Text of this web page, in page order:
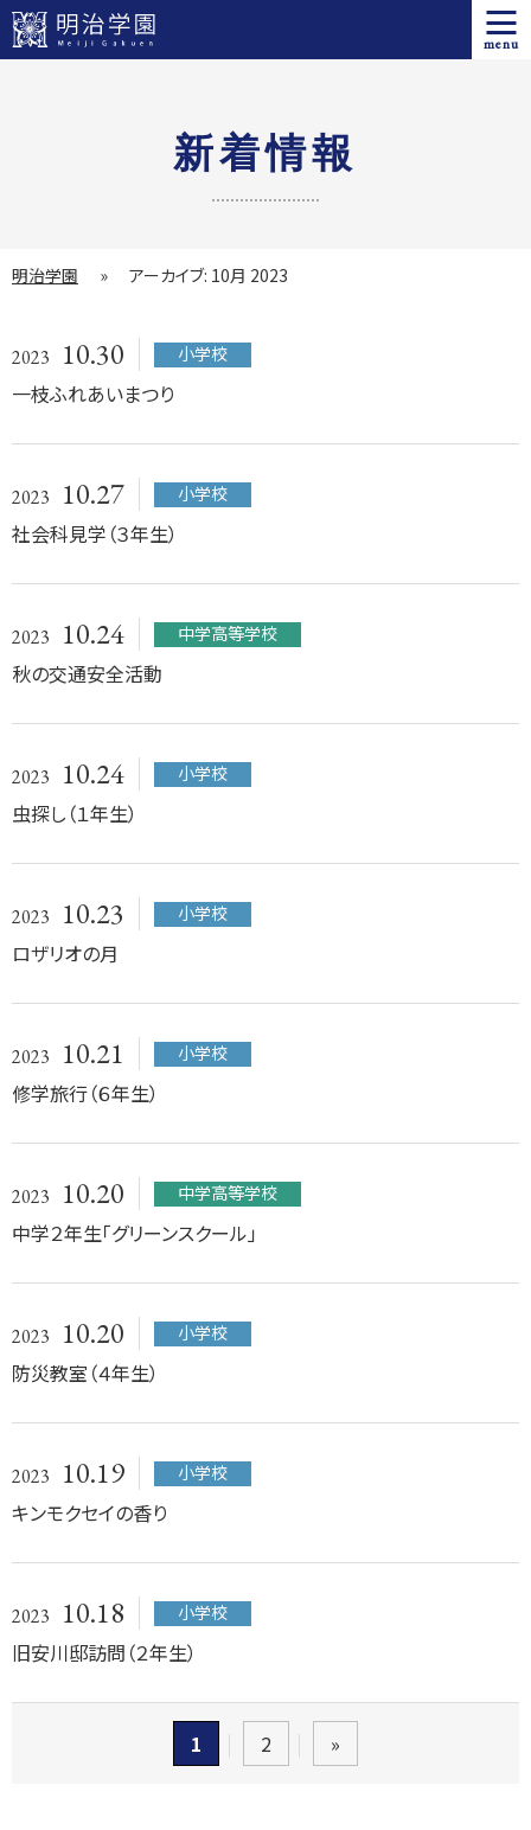
menu
新着情報
明治学園 » アーカイブ: 10月 2023
2023 10.30 小学校
一枝ふれあいまつり
2023 10.27 小学校
社会科見学（３年生）
2023 10.24 中学高等学校
秋の交通安全活動
2023 10.24 小学校
虫探し（１年生）
2023 10.23 小学校
ロザリオの月
2023 10.21 小学校
修学旅行（６年生）
2023 10.20 中学高等学校
中学２年生「グリーンスクール」
2023 10.20 小学校
防災教室（４年生）
2023 10.19 小学校
キンモクセイの香り
2023 10.18 小学校
旧安川邸訪問（２年生）
1 2 »